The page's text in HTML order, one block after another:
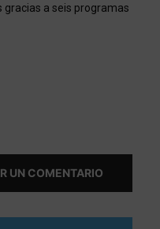
gracias a seis programas
UN COMENTARIO